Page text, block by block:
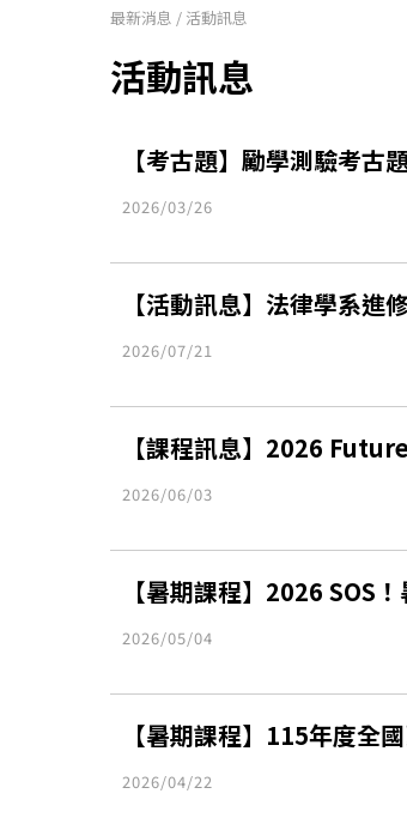
最新消息 / 活動訊息
活動訊息
【考古題】勵學測驗考古
2026/03/26
【活動訊息】法律學系
2026/07/21
【課程訊息】2026
2026/06/03
【暑期課程】2026 SOS
2026/05/04
【暑期課程】115年度全
2026/04/22